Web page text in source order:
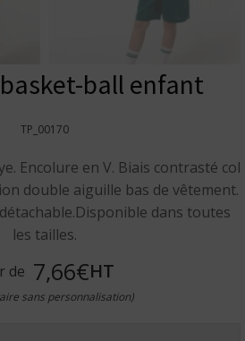
ball enfant
TP_00170
Encolure en V. Biais contrasté col
double aiguille bas de vêtement.
dans toutes
les tailles.
de 7,66€HT
sans personnalisation)